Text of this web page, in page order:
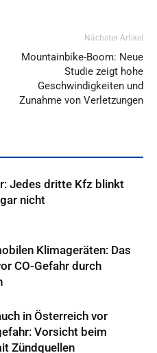
Nächster Artikel
Mountainbike-Boom: Neue
Studie zeigt hohe
Geschwindigkeiten und
Zunahme von Verletzungen
Jedes dritte Kfz blinkt
nicht
Klimageräten: Das
CO-Gefahr durch
in Österreich vor
Vorsicht beim
Zündquellen